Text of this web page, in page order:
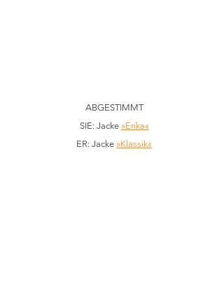
ABGESTIMMT
SIE: Jacke »Erika«
ER: Jacke »Klassik«